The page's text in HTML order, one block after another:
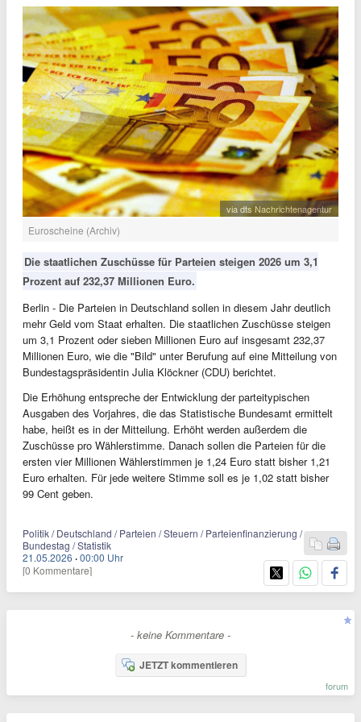
via dts Nachrichtenagentur
Euroscheine (Archiv)
Die staatlichen Zuschüsse für Parteien steigen 2026 um 3,1
Prozent auf 232,37 Millionen Euro.
Berlin - Die Parteien in Deutschland sollen in diesem Jahr deutlich
mehr Geld vom Staat erhalten. Die staatlichen Zuschüsse steigen
um 3,1 Prozent oder sieben Millionen Euro auf insgesamt 232,37
Millionen Euro, wie die "Bild" unter Berufung auf eine Mitteilung von
Bundestagspräsidentin Julia Klöckner (CDU) berichtet.
Die Erhöhung entspreche der Entwicklung der parteitypischen
Ausgaben des Vorjahres, die das Statistische Bundesamt ermittelt
habe, heißt es in der Mitteilung. Erhöht werden außerdem die
Zuschüsse pro Wählerstimme. Danach sollen die Parteien für die
ersten vier Millionen Wählerstimmen je 1,24 Euro statt bisher 1,21
Euro erhalten. Für jede weitere Stimme soll es je 1,02 statt bisher
99 Cent geben.
Politik / Deutschland / Parteien / Steuern / Parteienfinanzierung /
Bundestag / Statistik
21.05.2026 ·00:00 Uhr
[0 Kommentare]
- keine Kommentare -
JETZT kommentieren
forum